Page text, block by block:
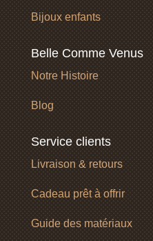
Bijoux enfants
Belle Comme Venus
Notre Histoire
Blog
Service clients
Livraison & retours
Cadeau prêt à offrir
Guide des matériaux